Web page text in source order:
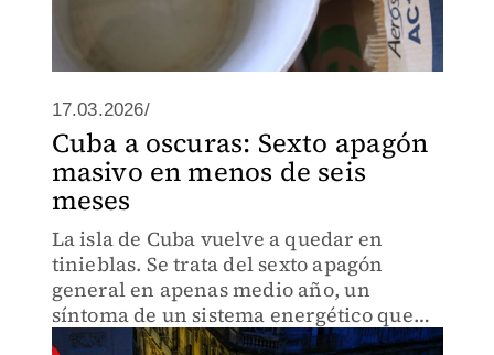
17.03.2026/
Cuba a oscuras: Sexto apagón
masivo en menos de seis
meses
La isla de Cuba vuelve a quedar en
tinieblas. Se trata del sexto apagón
general en apenas medio año, un
síntoma de un sistema energético que
parece haber llegado a su límite.